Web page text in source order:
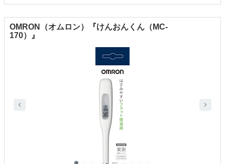
OMRON（オムロン）『けんおんくん（MC-
170）』